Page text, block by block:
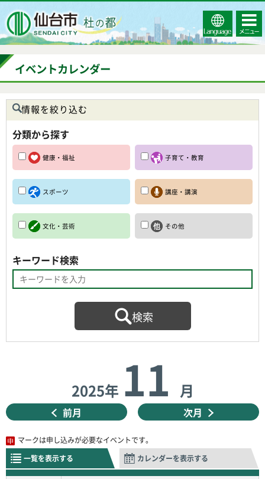
Select
Language
コンテ
ンツメ
ニュー
イベントカレンダー
情報を絞り込む
分類から探す
健康・福祉 子育て・教育
スポーツ 講座・講演
文化・芸術 その他
キーワード検索
2025年 11 月
前月 次月
マークは申し込みが必要なイベントです。
一覧を表示する
カレンダーを表示する